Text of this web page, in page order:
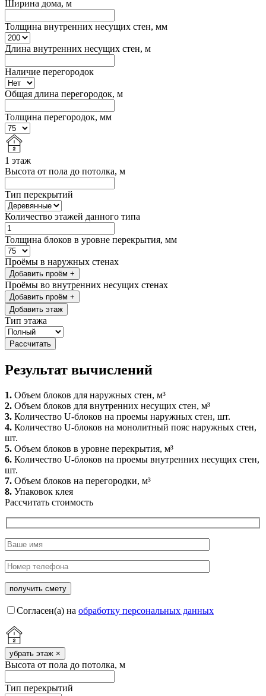
Ширина дома, м
Толщина внутренних несущих стен, мм
Длина внутренних несущих стен, м
Наличие перегородок
Общая длина перегородок, м
Толщина перегородок, мм
1 этаж
Высота от пола до потолка, м
Тип перекрытий
Количество этажей данного типа
Толщина блоков в уровне перекрытия, мм
Проёмы в наружных стенах
Добавить проём +
Проёмы во внутренних несущих стенах
Добавить проём +
Добавить этаж
Тип этажа
Рассчитать
Результат вычислений
1. Объем блоков для наружных стен, м³
2. Объем блоков для внутренних несущих стен, м³
3. Количество U-блоков на проемы наружных стен, шт.
4. Количество U-блоков на монолитный пояс наружных стен,
шт.
5. Объем блоков в уровне перекрытия, м³
6. Количество U-блоков на проемы внутренних несущих стен,
шт.
7. Объем блоков на перегородки, м³
8. Упаковок клея
Рассчитать стоимость
Согласен(а) на обработку персональных данных
убрать этаж ×
Высота от пола до потолка, м
Тип перекрытий